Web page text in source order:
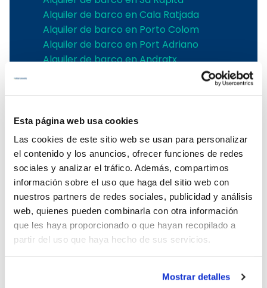
Esta página web usa cookies
Las cookies de este sitio web se usan para personalizar
el contenido y los anuncios, ofrecer funciones de redes
sociales y analizar el tráfico. Además, compartimos
información sobre el uso que haga del sitio web con
nuestros partners de redes sociales, publicidad y análisis
web, quienes pueden combinarla con otra información
que les haya proporcionado o que hayan recopilado a
partir del uso que haya hecho de sus servicios.
Mostrar detalles
Alquiler de barco en Cala Ratjada
Alquiler de barco en Porto Colom
Alquiler de barco en Port Adriano
Alquiler de barco en Andratx
Alquiler de barcos en Pollensa
Alquiler barcos Puerto de Andratx
Alquiler de barcos en Palma de
Mallorca
Alquiler embarcaciones Mallorca
Alquiler de barcos en Puerto Portals
Alquiler de barcos con patrón en
Mallorca
Alquiler de barcos en el Club de Mar